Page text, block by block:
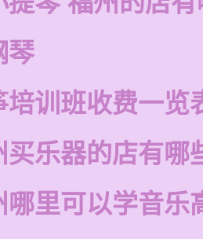
琴
培训班收费一览
买乐器的店有哪
哪里可以学音乐